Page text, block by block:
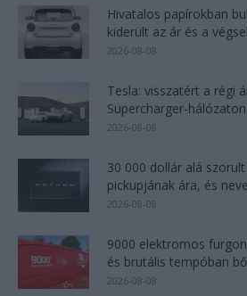
Hivatalos papírokban
kiderült az ár és a
2026-08-08
Tesla: visszatért a régi
Supercharger-hálózaton
2026-08-08
30 000 dollár alá
pickupjának ára, és
2026-08-08
9000 elektromos
és brutális tempóban
2026-08-08